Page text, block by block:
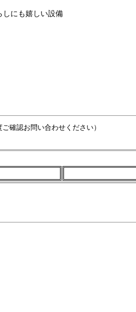
にも嬉しい設備
確認お問い合わせください）